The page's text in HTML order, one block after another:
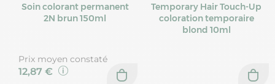
Soin colorant permanent
2N brun 150ml
Prix moyen constaté
12,87 €
Temporary Hair Touch-Up
coloration temporaire
blond 10ml